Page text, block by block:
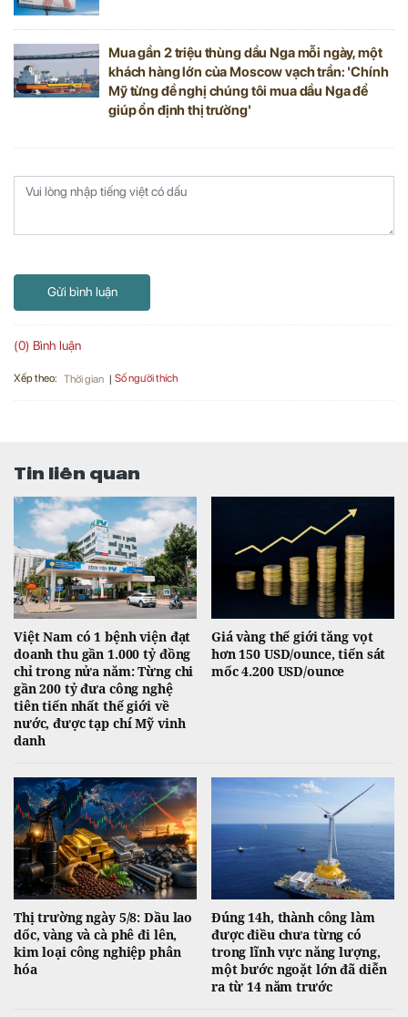
Mua gần 2 triệu thùng dầu Nga mỗi ngày, một
khách hàng lớn của Moscow vạch trần: 'Chính
Mỹ từng đề nghị chúng tôi mua dầu Nga để
giúp ổn định thị trường'
Gửi bình luận
(0) Bình luận
Xếp theo: Thời gian Số người thích
Tin liên quan
Việt Nam có 1 bệnh viện đạt
doanh thu gần 1.000 tỷ đồng
chỉ trong nửa năm: Từng chi
gần 200 tỷ đưa công nghệ
tiên tiến nhất thế giới về
nước, được tạp chí Mỹ vinh
danh
Giá vàng thế giới tăng vọt
hơn 150 USD/ounce, tiến sát
mốc 4.200 USD/ounce
Thị trường ngày 5/8: Dầu lao
dốc, vàng và cà phê đi lên,
kim loại công nghiệp phân
hóa
Đúng 14h, thành công làm
được điều chưa từng có
trong lĩnh vực năng lượng,
một bước ngoặt lớn đã diễn
ra từ 14 năm trước